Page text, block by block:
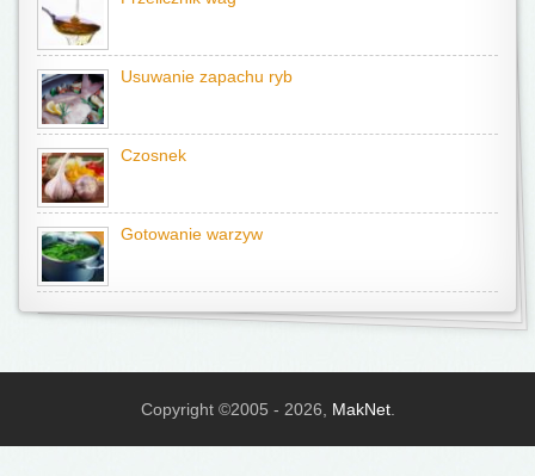
Usuwanie zapachu ryb
Czosnek
Gotowanie warzyw
Copyright ©2005 - 2026, MakNet.